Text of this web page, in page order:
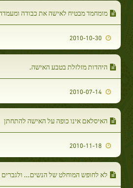
מומחמד מבטיח לאישה את כבודה
היהדות מזלזלת בטבע האישה.
האיסלאם אינו כופה על האישה להתחתן
לא לחופש המוחלט של הנשים... ולגברים